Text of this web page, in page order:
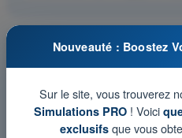
Nouveauté : Boostez
Sur le site, vous trouverez
Simulations PRO! Voici
exclusifsque vous